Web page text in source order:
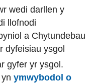
wedi darllen y
llofnodi
a Chytundebau
dyfeisiau ysgol
gyfer yr ysgol.
ymwybodol o